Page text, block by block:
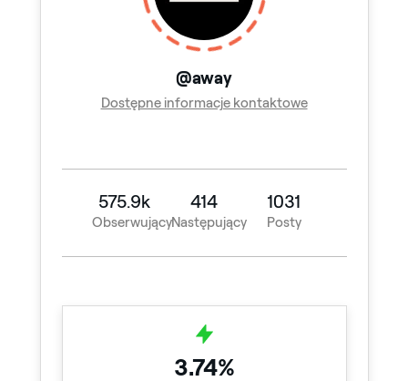
@away
Dostępne informacje kontaktowe
575.9k
Obserwujący
414
Następujący
1031
Posty
3.74%